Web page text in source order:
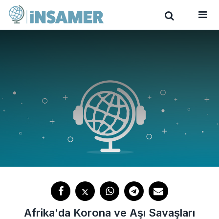
Afrika'da Korona ve Aşı Savaşları